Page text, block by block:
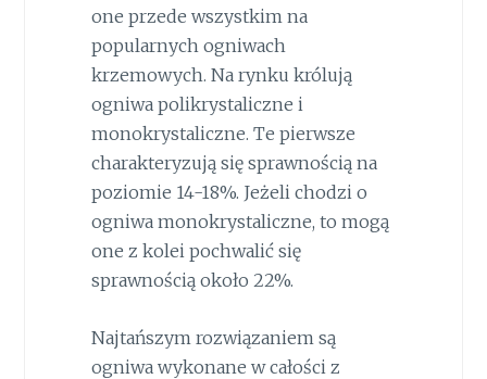
one przede wszystkim na
popularnych ogniwach
krzemowych. Na rynku królują
ogniwa polikrystaliczne i
monokrystaliczne. Te pierwsze
charakteryzują się sprawnością na
poziomie 14-18%. Jeżeli chodzi o
ogniwa monokrystaliczne, to mogą
one z kolei pochwalić się
sprawnością około 22%.
Najtańszym rozwiązaniem są
ogniwa wykonane w całości z